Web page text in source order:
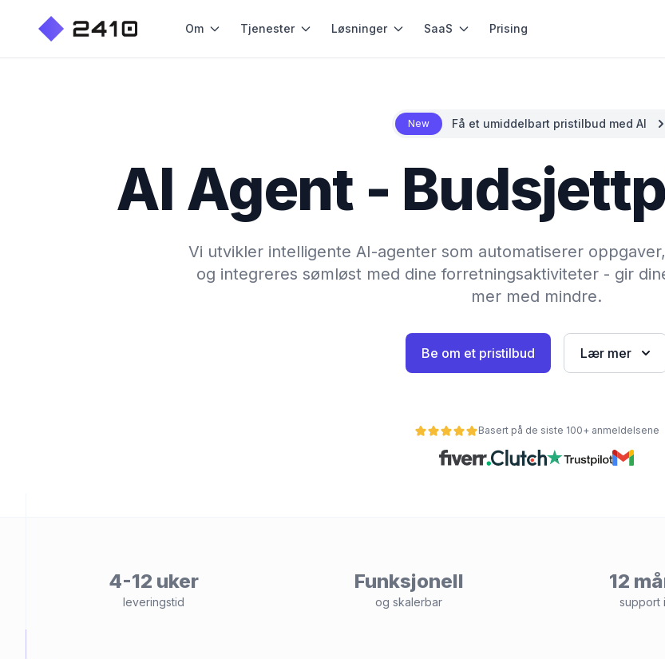
Om Tjenester Løsninger SaaS Prising
New Få et umiddelbart pristilbud med AI
AI Agent -
Vi utvikler intelligente AI-agenter som automatiserer
og integreres sømløst med dine forretningsaktiviteter - gir
mer med mindre.
Be om et pristilbud Lær mer
Basert på de siste 100+ anmeldelsene
4-12 uker
leveringstid
Funksjonell
og skalerbar
12
support